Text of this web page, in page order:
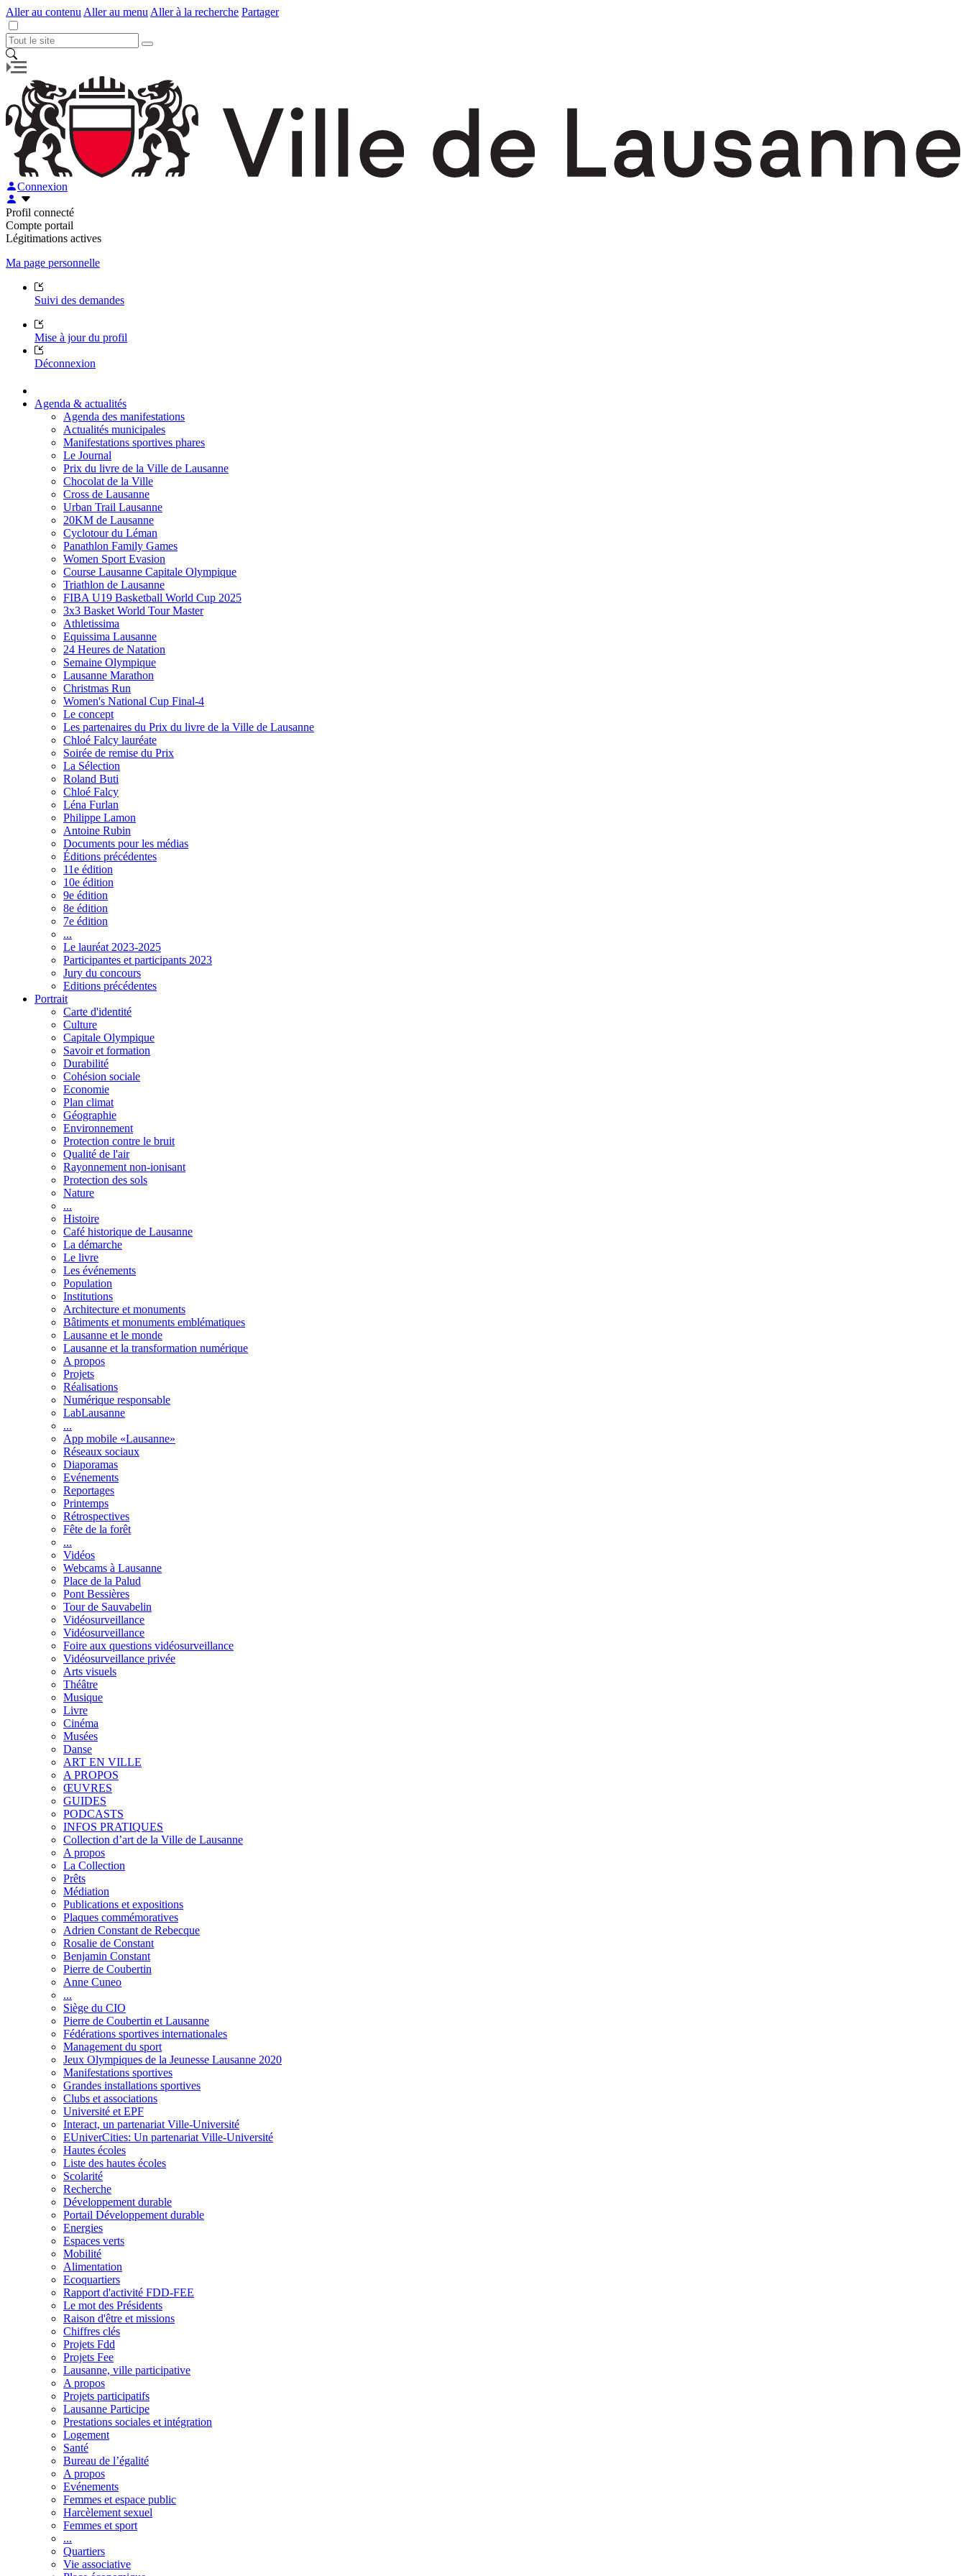
Aller au contenu Aller au menu Aller à la recherche Partager
Connexion
Profil connecté
Compte portail
Légitimations actives
Ma page personnelle
Suivi des demandes
Mise à jour du profil
Déconnexion
Agenda & actualités
Agenda des manifestations
Actualités municipales
Manifestations sportives phares
Le Journal
Prix du livre de la Ville de Lausanne
Chocolat de la Ville
Cross de Lausanne
Urban Trail Lausanne
20KM de Lausanne
Cyclotour du Léman
Panathlon Family Games
Women Sport Evasion
Course Lausanne Capitale Olympique
Triathlon de Lausanne
FIBA U19 Basketball World Cup 2025
3x3 Basket World Tour Master
Athletissima
Equissima Lausanne
24 Heures de Natation
Semaine Olympique
Lausanne Marathon
Christmas Run
Women's National Cup Final-4
Le concept
Les partenaires du Prix du livre de la Ville de Lausanne
Chloé Falcy lauréate
Soirée de remise du Prix
La Sélection
Roland Buti
Chloé Falcy
Léna Furlan
Philippe Lamon
Antoine Rubin
Documents pour les médias
Éditions précédentes
11e édition
10e édition
9e édition
8e édition
7e édition
...
Le lauréat 2023-2025
Participantes et participants 2023
Jury du concours
Editions précédentes
Portrait
Carte d'identité
Culture
Capitale Olympique
Savoir et formation
Durabilité
Cohésion sociale
Economie
Plan climat
Géographie
Environnement
Protection contre le bruit
Qualité de l'air
Rayonnement non-ionisant
Protection des sols
Nature
...
Histoire
Café historique de Lausanne
La démarche
Le livre
Les événements
Population
Institutions
Architecture et monuments
Bâtiments et monuments emblématiques
Lausanne et le monde
Lausanne et la transformation numérique
A propos
Projets
Réalisations
Numérique responsable
LabLausanne
...
App mobile «Lausanne»
Réseaux sociaux
Diaporamas
Evénements
Reportages
Printemps
Rétrospectives
Fête de la forêt
...
Vidéos
Webcams à Lausanne
Place de la Palud
Pont Bessières
Tour de Sauvabelin
Vidéosurveillance
Vidéosurveillance
Foire aux questions vidéosurveillance
Vidéosurveillance privée
Arts visuels
Théâtre
Musique
Livre
Cinéma
Musées
Danse
ART EN VILLE
A PROPOS
ŒUVRES
GUIDES
PODCASTS
INFOS PRATIQUES
Collection d’art de la Ville de Lausanne
A propos
La Collection
Prêts
Médiation
Publications et expositions
Plaques commémoratives
Adrien Constant de Rebecque
Rosalie de Constant
Benjamin Constant
Pierre de Coubertin
Anne Cuneo
...
Siège du CIO
Pierre de Coubertin et Lausanne
Fédérations sportives internationales
Management du sport
Jeux Olympiques de la Jeunesse Lausanne 2020
Manifestations sportives
Grandes installations sportives
Clubs et associations
Université et EPF
Interact, un partenariat Ville-Université
EUniverCities: Un partenariat Ville-Université
Hautes écoles
Liste des hautes écoles
Scolarité
Recherche
Développement durable
Portail Développement durable
Energies
Espaces verts
Mobilité
Alimentation
Ecoquartiers
Rapport d'activité FDD-FEE
Le mot des Présidents
Raison d'être et missions
Chiffres clés
Projets Fdd
Projets Fee
Lausanne, ville participative
A propos
Projets participatifs
Lausanne Participe
Prestations sociales et intégration
Logement
Santé
Bureau de l’égalité
A propos
Evénements
Femmes et espace public
Harcèlement sexuel
Femmes et sport
...
Quartiers
Vie associative